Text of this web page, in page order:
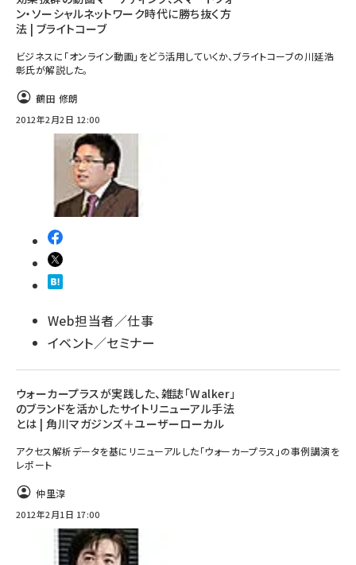
ン・ソーシャルネットワーク時代に勝ち抜く方
法 | ブライトコーブ
ビジネスに「オンライン動画」をどう活用していくか、ブライトコーブの川延浩
彰氏が解説した。
鶴田 修朗
2012年2月2日 12:00
Web担当者／仕事
イベント／セミナー
ウォーカープラスが実践した、雑誌「Walker」
のブランドを活かしたサイトリニューアル手法
とは | 角川マガジンズ＋ユーザーローカル
アクセス解析データを基にリニューアルした「ウォーカープラス」の事例講演を
レポート
仲里淳
2012年2月1日 17:00